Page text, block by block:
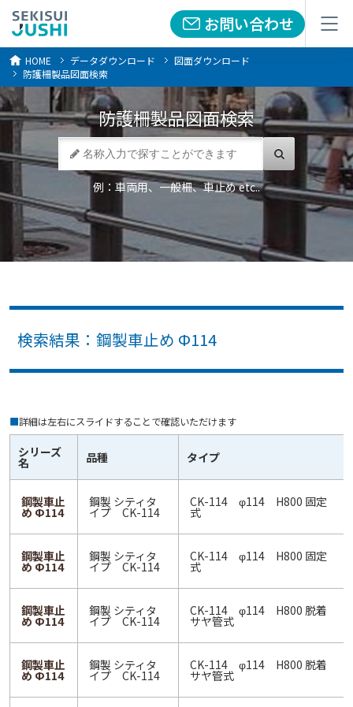
お問い合わせ
メニュー お問い合わせ
メニュー
HOME データダウンロード
図面ダウンロード
防護柵製品図面検索
防護柵製品図面検索
例：車両用、一般柵、車止め etc..
検索結果：鋼製車止め Ф114
■詳細は左右にスライドすることで確認いただけます
シリーズ
名 品種 タイプ
鋼製車止
め Ф114
鋼製 シティタ
イプ CK-114
CK-114 φ114 H800 固定
式
鋼製車止
め Ф114
鋼製 シティタ
イプ CK-114
CK-114 φ114 H800 固定
式
鋼製車止
め Ф114
鋼製 シティタ
イプ CK-114
CK-114 φ114 H800 脱着
サヤ管式
鋼製車止
め Ф114
鋼製 シティタ
イプ CK-114
CK-114 φ114 H800 脱着
サヤ管式